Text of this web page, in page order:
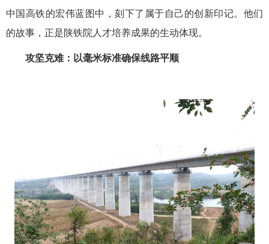
中国高铁的宏伟蓝图中，刻下了属于自己的创新印记。他们
的故事，正是陕铁院人才培养成果的生动体现。
攻坚克难：以毫米标准确保线路平顺